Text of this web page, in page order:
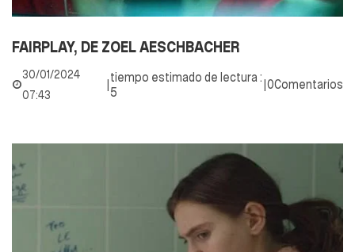
FAIRPLAY, DE ZOEL AESCHBACHER
30/01/2024
07:43
|
tiempo estimado de lectura :
5
|0Comentarios